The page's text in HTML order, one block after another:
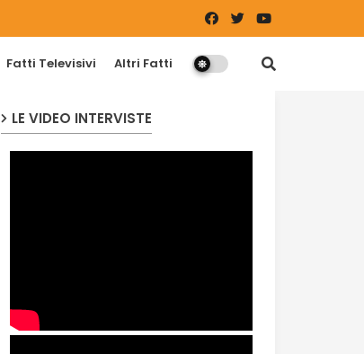
Fatti Televisivi Altri Fatti
LE VIDEO INTERVISTE